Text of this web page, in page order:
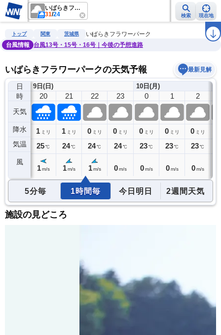
いばらきフラワーパーク
31/24 検索 現在地
雨雲レーダー 台風情報 地震情報 警報・注意報 ラ
トップ 関東 茨城県
いばらきフラワーパーク
台風情報
台風13号・15号・16号｜今後の予想進路
いばらきフラワーパークの天気予報 最新見解
日
時
天気
降水
気温
風
9日(日)
19
0ミリ
25℃
20
1 ミリ
25℃
1 m/s
21
1 ミリ
24℃
1 m/s
22
0 ミリ
24℃
1 m/s
23
0 ミリ
24 ℃
0m/s
10日(月)
0
0 ミリ
23℃
0 m/s
1
0 ミリ
23℃
0 m/s
2
0 ミリ
23℃
0 m/s
5分毎 1時間毎 今日明日 2週間天気
施設の見どころ